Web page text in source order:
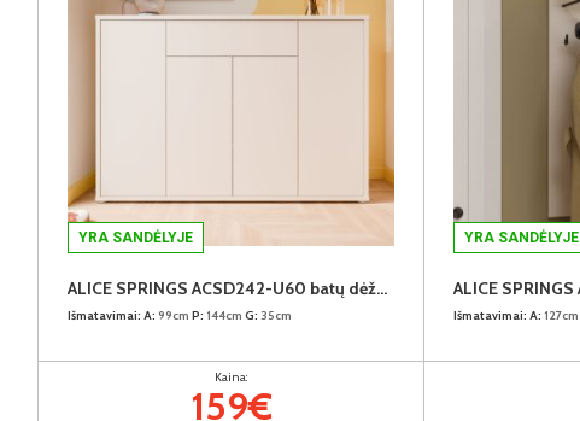
YRA SANDĖLYJE
ALICE SPRINGS ACSD242-U60 batų dėžė-komoda
Išmatavimai: A: 99cm P: 144cm G: 35cm
Kaina:
159€
YRA SANDĖLYJE
Išmatavimai: A: 127cm